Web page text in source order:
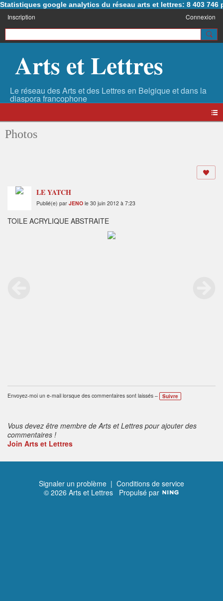
Statistiques google analytics du réseau arts et lettres: 8 403 746
Inscription Connexion
Arts et Lettres
Photos
LE YATCH
Publié(e) par JENO le 30 juin 2012 à 7:23
TOILE ACRYLIQUE ABSTRAITE
Envoyez-moi un e-mail lorsque des commentaires sont laissés – Suivre
Vous devez être membre de Arts et Lettres pour ajouter des
commentaires !
Join Arts et Lettres
Signaler un problème | Conditions de service
© 2026 Arts et Lettres Propulsé par